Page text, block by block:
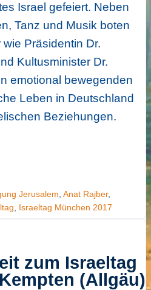
Israel gefeiert. Neben
Tanz und Musik boten
Präsidentin Dr.
Kultusminister Dr.
emotional bewegenden
Leben in Deutschland
Beziehungen.
Jerusalem Anat Rajber,
Israeltag München 2017
zum Israeltag
(Allgäu)